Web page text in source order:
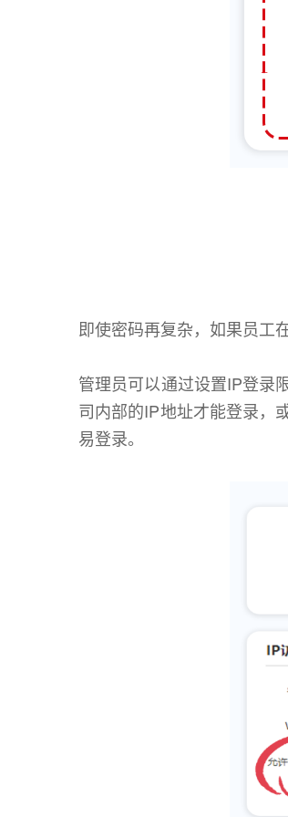
即使密码再复杂，如果员工
管理员可以通过设置IP登录
司内部的IP地址才能登录，
易登录。